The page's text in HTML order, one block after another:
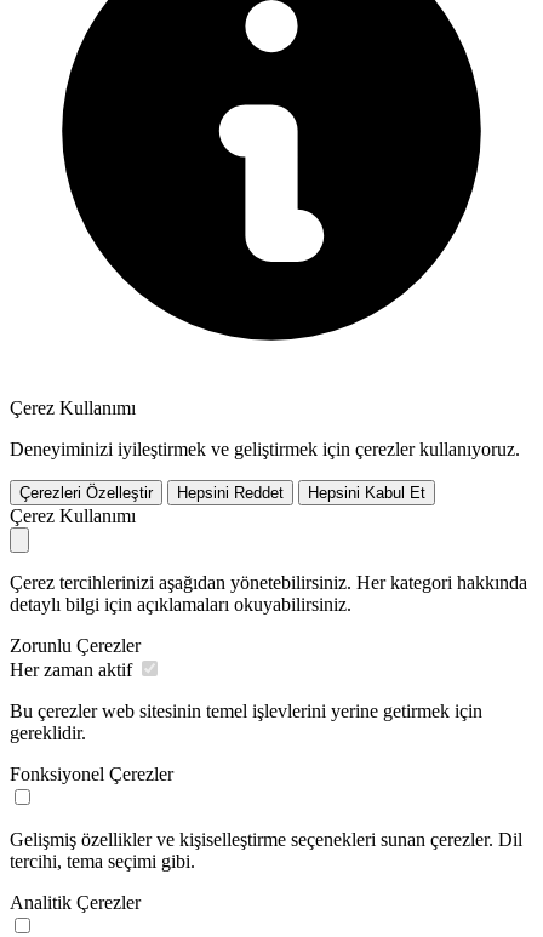
Çerez Kullanımı
Deneyiminizi iyileştirmek ve geliştirmek için çerezler kullanıyoruz.
Çerezleri Özelleştir Hepsini Reddet Hepsini Kabul Et
Çerez Kullanımı
Çerez tercihlerinizi aşağıdan yönetebilirsiniz. Her kategori hakkında
detaylı bilgi için açıklamaları okuyabilirsiniz.
Zorunlu Çerezler
Her zaman aktif
Bu çerezler web sitesinin temel işlevlerini yerine getirmek için
gereklidir.
Fonksiyonel Çerezler
Gelişmiş özellikler ve kişiselleştirme seçenekleri sunan çerezler. Dil
tercihi, tema seçimi gibi.
Analitik Çerezler